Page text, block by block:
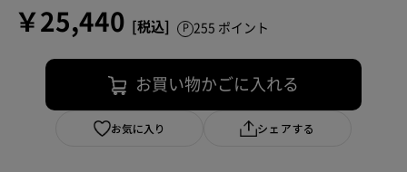
￥25,440 255 ポイント
お買い物かごに入れる
お気に入り シェアする